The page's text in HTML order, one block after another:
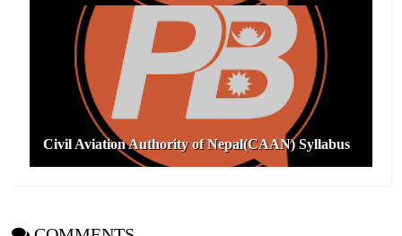
Civil Aviation Authority of Nepal(CAAN) Syllabus